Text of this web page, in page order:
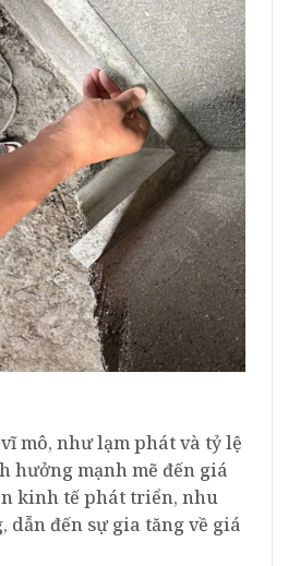
mô, như lạm phát và tỷ lệ
hưởng mạnh mẽ đến giá
kinh tế phát triển, nhu
dẫn đến sự gia tăng về giá